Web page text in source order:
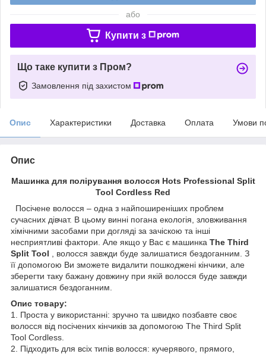
або
Купити з
Що таке купити з Пром?
Замовлення під захистом
Опис Характеристики Доставка Оплата Умови
Опис
Машинка для полірування волосся Hots Professional Split
Tool Cordless Red
Посічене волосся – одна з найпоширеніших проблем
сучасних дівчат. В цьому винні погана екологія, зловживання
хімічними засобами при догляді за зачіскою та інші
несприятливі фактори. Але якщо у Вас є машинка The Third
Split Tool
, волосся завжди буде залишатися бездоганним. З
її допомогою Ви зможете видалити пошкоджені кінчики, але
зберегти таку бажану довжину при якій волосся буде завжди
залишатися бездоганним.
Опис товару:
1. Проста у використанні: зручно та швидко позбавте своє
волосся від посічених кінчиків за допомогою The Third Split
Tool Cordless.
2. Підходить для всіх типів волосся: кучерявого, прямого,